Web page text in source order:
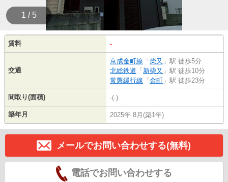
1 / 5
賃料 -
交通
京成金町線 「 柴又 」駅 徒歩5分
北総鉄道 「 新柴又 」駅 徒歩10分
常磐緩行線 「 金町 」駅 徒歩23分
間取り(面積) -(-)
築年月 2025年 8月(築1年)
メールでお問い合わせする(無料)
電話でお問い合わせする